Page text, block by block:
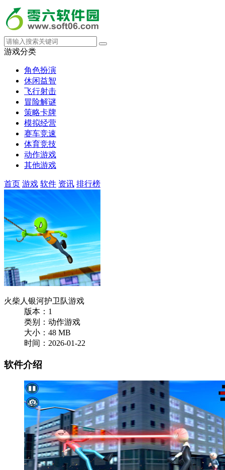
游戏分类
角色扮演
休闲益智
飞行射击
冒险解谜
策略卡牌
模拟经营
赛车竞速
体育竞技
动作游戏
其他游戏
首页 游戏 软件 资讯 排行榜
火柴人银河护卫队游戏
版本：1
类别：动作游戏
大小：48 MB
时间：2026-01-22
软件介绍